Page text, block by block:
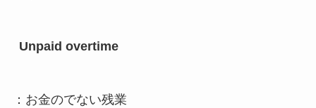
Unpaid overtime
：お金のでない残業